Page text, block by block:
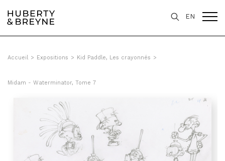
EN
Accueil > Expositions > Kid Paddle, Les crayonnés >
Midam - Waterminator, Tome 7